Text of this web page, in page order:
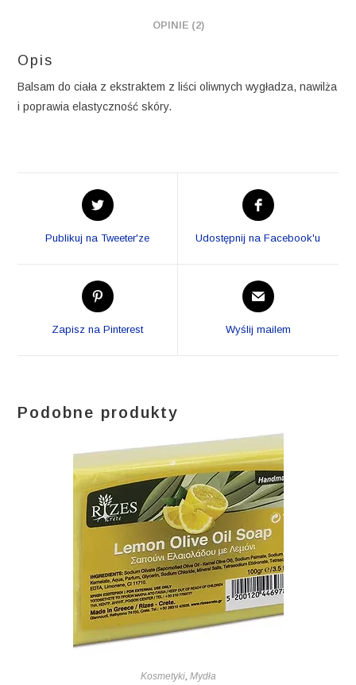
OPINIE (2)
Opis
Balsam do ciała z ekstraktem z liści oliwnych wygładza, nawilża
i poprawia elastyczność skóry.
Opens
in
new
Publikuj na Tweeter'ze
Opens
in
new
Udostępnij na Facebook'u
Opens
in
Zapisz na Pinterest
Opens
in
new
Wyślij mailem
Podobne produkty
Kosmetyki, Mydła